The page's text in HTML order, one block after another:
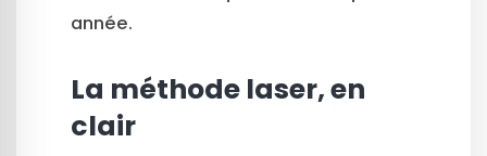
année.
La méthode laser, en
clair